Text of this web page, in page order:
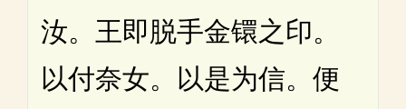
汝。王即脱手金镮之印。
以付奈女。以是为信。便